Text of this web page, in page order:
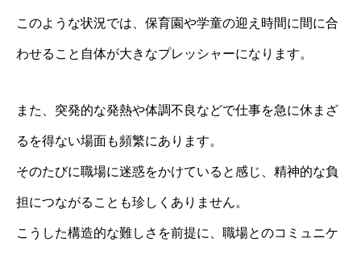
このような状況では、保育園や学童の迎え時間に間に合
わせること自体が大きなプレッシャーになります。
また、突発的な発熱や体調不良などで仕事を急に休まざ
るを得ない場面も頻繁にあります。
そのたびに職場に迷惑をかけていると感じ、精神的な負
担につながることも珍しくありません。
こうした構造的な難しさを前提に、職場とのコミュニケ